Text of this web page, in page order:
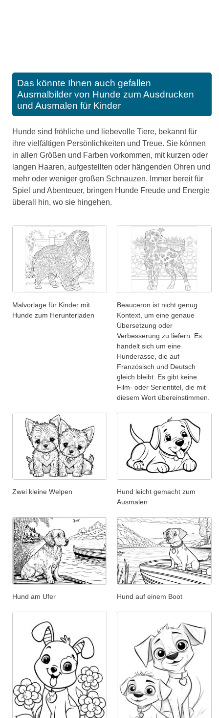
Das könnte Ihnen auch gefallen
Ausmalbilder von Hunde zum Ausdrucken
und Ausmalen für Kinder
Hunde sind fröhliche und liebevolle Tiere, bekannt für
ihre vielfältigen Persönlichkeiten und Treue. Sie können
in allen Größen und Farben vorkommen, mit kurzen oder
langen Haaren, aufgestellten oder hängenden Ohren und
mehr oder weniger großen Schnauzen. Immer bereit für
Spiel und Abenteuer, bringen Hunde Freude und Energie
überall hin, wo sie hingehen.
Malvorlage für Kinder mit
Hunde zum Herunterladen
Beauceron ist nicht genug
Kontext, um eine genaue
Übersetzung oder
Verbesserung zu liefern. Es
handelt sich um eine
Hunderasse, die auf
Französisch und Deutsch
gleich bleibt. Es gibt keine
Film- oder Serientitel, die mit
diesem Wort übereinstimmen.
Zwei kleine Welpen
Hund leicht gemacht zum
Ausmalen
Hund am Ufer Hund auf einem Boot